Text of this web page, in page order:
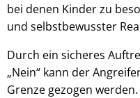
bei denen Kinder zu
und selbstbewusster
Durch ein sicheres
„Nein“ kann der
Grenze gezogen